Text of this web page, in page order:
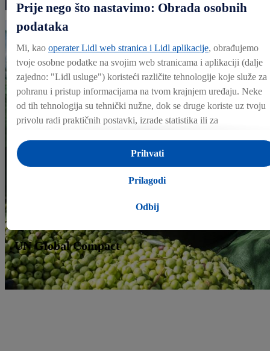
UN Global Compact
Prije nego što nastavimo: Obrada osobnih
podataka
Mi, kao operater Lidl web stranica i Lidl aplikacije, obrađujemo
tvoje osobne podatke na svojim web stranicama i aplikaciji (dalje
zajedno: "Lidl usluge") koristeći različite tehnologije koje služe za
pohranu i pristup informacijama na tvom krajnjem uređaju. Neke
od tih tehnologija su tehnički nužne, dok se druge koriste uz tvoju
privolu radi praktičnih postavki, izrade statistika ili za
sudionik Lidl Plus programa, podaci o tvom ponašanju pri kupnji u
trgovinama također će se obrađivati u te svrhe.
Pod opcijom "Prilagodi" možeš omogućiti pojedinačne svrhe
Klikom na "Odbij" dopuštaš samo korištenje nužnih tehnologija.
navedene svrhe. Više informacija, uključujući trajanje pohrane
podataka i tvoje pravo na povlačenje privole u bilo kojem trenutku
s budućim učinkom, možeš pronaći u našimpravilima o privatnosti
Impressum možeš pronaći ovdje.
Odbij
Prilagodi
Prihvati